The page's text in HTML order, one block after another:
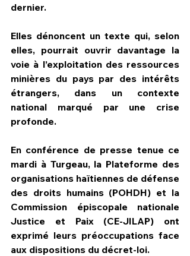
dernier.
Elles dénoncent un texte qui, selon
elles, pourrait ouvrir davantage la
voie à l’exploitation des ressources
minières du pays par des intérêts
étrangers, dans un contexte
national marqué par une crise
profonde.
En conférence de presse tenue ce
mardi à Turgeau, la Plateforme des
organisations haïtiennes de défense
des droits humains (POHDH) et la
Commission épiscopale nationale
Justice et Paix (CE-JILAP) ont
exprimé leurs préoccupations face
aux dispositions du décret-loi.